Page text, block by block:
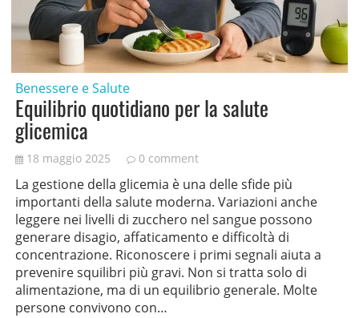
Benessere e Salute
Equilibrio quotidiano per la salute
glicemica
18 maggio 2025 0 comment
La gestione della glicemia è una delle sfide più
importanti della salute moderna. Variazioni anche
leggere nei livelli di zucchero nel sangue possono
generare disagio, affaticamento e difficoltà di
concentrazione. Riconoscere i primi segnali aiuta a
prevenire squilibri più gravi. Non si tratta solo di
alimentazione, ma di un equilibrio generale. Molte
persone convivono con…